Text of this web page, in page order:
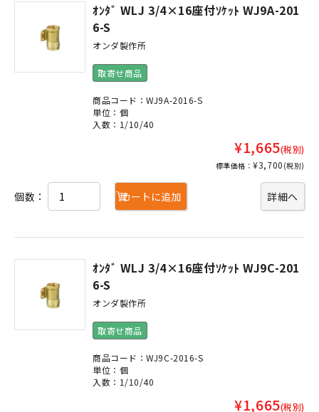
ｵﾝﾀﾞ WLJ 3/4×16座付ｿｹｯﾄ WJ9A-201
6-S
オンダ製作所
取寄せ商品
商品コード：WJ9A-2016-S
単位：個
入数：1/10/40
¥1,665(税別)
標準価格：¥3,700 (税別)
詳細へ
個数： カートに追加
ｵﾝﾀﾞ WLJ 3/4×16座付ｿｹｯﾄ WJ9C-201
6-S
オンダ製作所
取寄せ商品
商品コード：WJ9C-2016-S
単位：個
入数：1/10/40
¥1,665(税別)